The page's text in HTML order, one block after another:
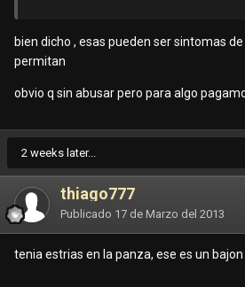
bien dicho , esas pueden ser sintomas
permitan
obvio q sin abusar pero para algo
2 weeks later...
thiago777
Publicado 17 de Marzo del 2013
tenia estrias en la panza, ese es un bajon